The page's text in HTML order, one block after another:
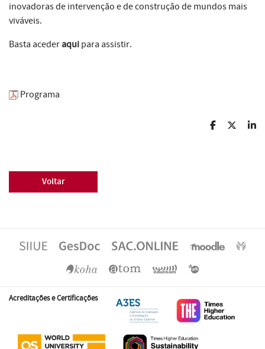
inovadoras de intervenção e de construção de mundos mais
viváveis.
Basta aceder aqui para assistir.
Programa
Voltar
Acreditações e Certificações